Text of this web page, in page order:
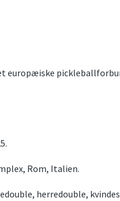
europæiske
Rom, Italien.
herredouble,